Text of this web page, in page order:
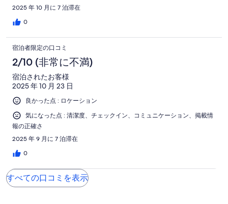
2025 年 10 月に 7 泊滞在
0
宿泊者限定の口コミ
2/10 (非常に不満)
宿泊されたお客様
2025 年 10 月 23 日
良かった点 : ロケーション
気になった点 : 清潔度、チェックイン、コミュニケーション、掲載情
報の正確さ
2025 年 9 月に 7 泊滞在
0
すべての口コミを表示